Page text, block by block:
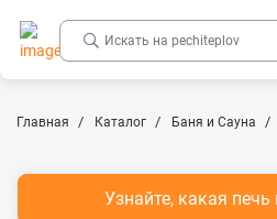
Главная Каталог Баня и Сауна
Узнайте, какая